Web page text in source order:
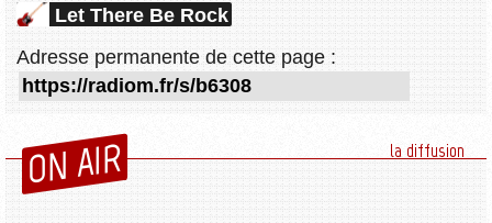
Let There Be Rock
Adresse permanente de cette page :
ON AIR la diffusion